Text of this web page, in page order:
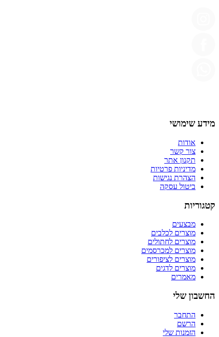
מידע שימושי
אודות
צור קשר
תקנון אתר
מדיניות פרטיות
הצהרת נגישות
ביטול עסקה
קטגוריות
מבצעים
מוצרים לכלבים
מוצרים לחתולים
מוצרים למכרסמים
מוצרים לציפורים
מוצרים לדגים
מאמרים
החשבון שלי
התחבר
הרשם
הזמנות שלי